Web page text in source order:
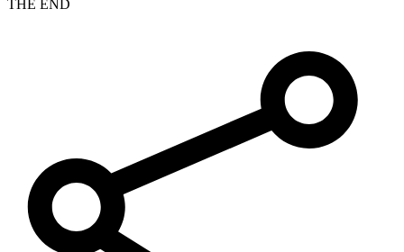
THE END